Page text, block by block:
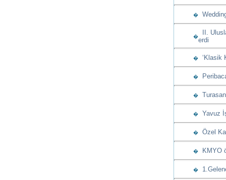
�
�
II.
erdi
� ‘Klasik
�
�
� Yavuz
� Özel
� KMYO
�